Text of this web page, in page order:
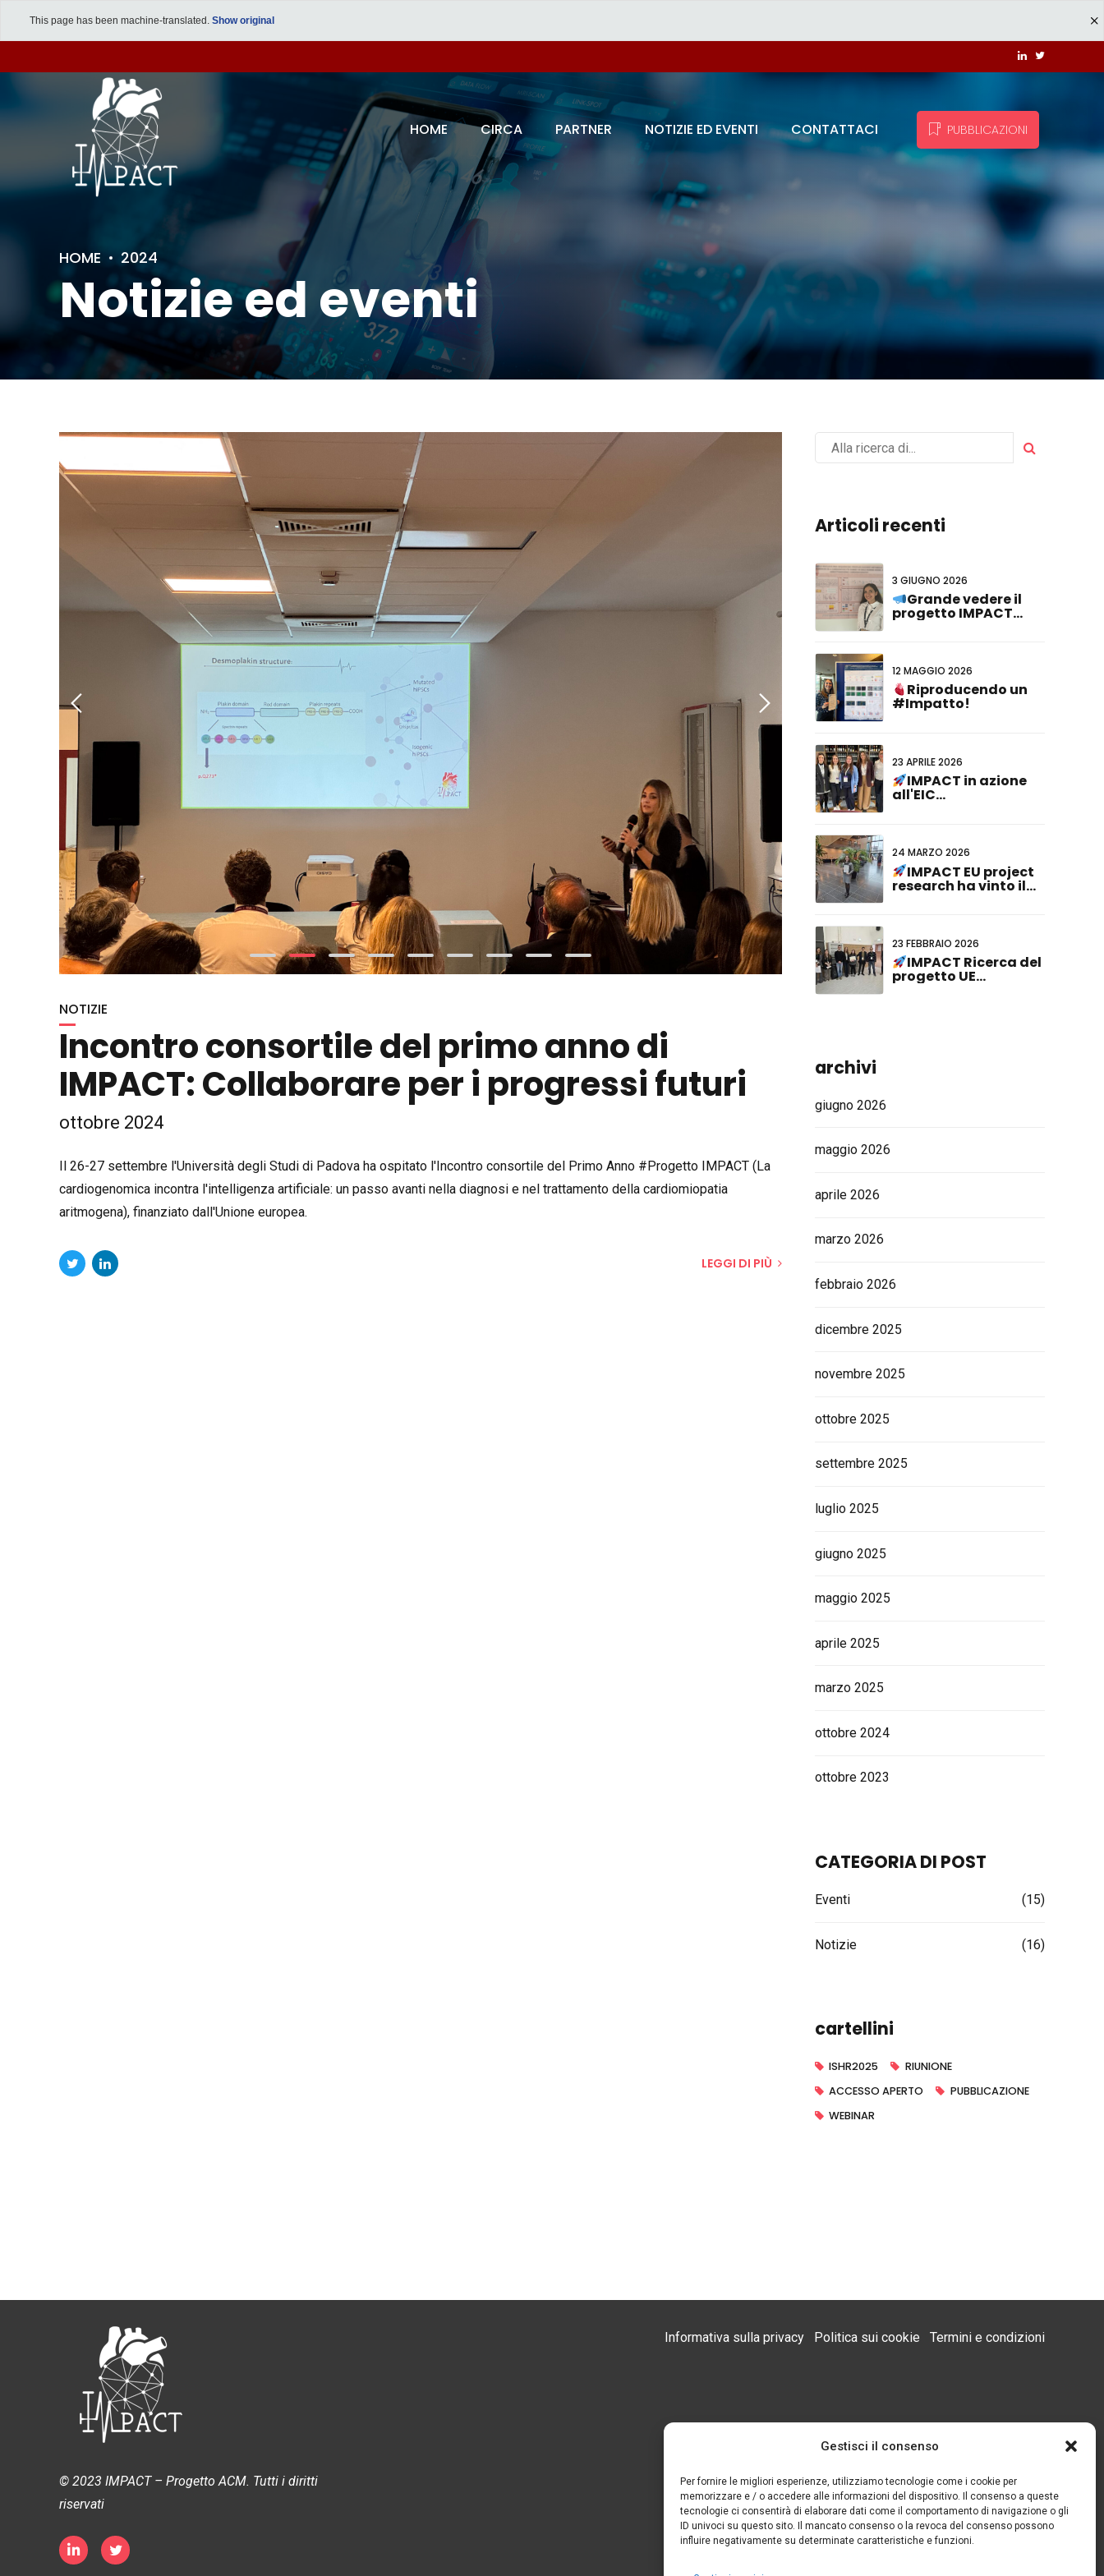
This page has been machine-translated. Show original
Gestisci il consenso
Per fornire le migliori esperienze, utilizziamo tecnologie come i cookie per
memorizzare e / o accedere alle informazioni del dispositivo. Il consenso a queste
tecnologie ci consentirà di elaborare dati come il comportamento di navigazione o gli
ID univoci su questo sito. Il mancato consenso o la revoca del consenso possono
influire negativamente su determinate caratteristiche e funzioni.
PUBBLICAZIONI
HOME CIRCA PARTNER NOTIZIE ED EVENTI CONTATTACI
HOME 2024
Notizie ed eventi
NOTIZIE
Incontro consortile del primo anno di
IMPACT: Collaborare per i progressi futuri
ottobre 2024
Il 26-27 settembre l'Università degli Studi di Padova ha ospitato l'Incontro consortile del Primo Anno #Progetto IMPACT (La
cardiogenomica incontra l'intelligenza artificiale: un passo avanti nella diagnosi e nel trattamento della cardiomiopatia
aritmogena), finanziato dall'Unione europea.
LEGGI DI PIÙ
Articoli recenti
3 GIUGNO 2026
Grande vedere il
progetto IMPACT
12 MAGGIO 2026
Riproducendo un
#Impatto!
23 APRILE 2026
IMPACT in azione
all'EIC
24 MARZO 2026
IMPACT EU project
research ha vinto il
Joint Meeting!
23 FEBBRAIO 2026
IMPACT Ricerca del
progetto UE
archivi
giugno 2026
maggio 2026
aprile 2026
marzo 2026
febbraio 2026
dicembre 2025
novembre 2025
ottobre 2025
settembre 2025
luglio 2025
giugno 2025
maggio 2025
aprile 2025
marzo 2025
ottobre 2024
ottobre 2023
CATEGORIA DI POST
Eventi (15)
Notizie (16)
cartellini
ISHR2025
RIUNIONE
ACCESSO APERTO
PUBBLICAZIONE
WEBINAR
© 2023 IMPACT – Progetto ACM. Tutti i diritti
riservati
Informativa sulla privacy Politica sui cookie Termini e condizioni